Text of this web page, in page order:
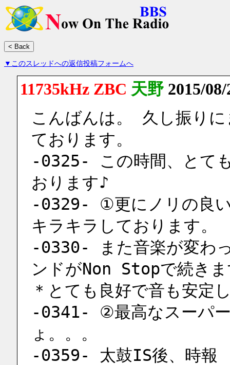
▼このスレッドへの返信投稿フォームへ
11735kHz ZBC 天野 2015/
こんばんは。 久し振り
ております。
-0325- この時間、とて
おります♪
-0329- ①更にノリの良
キラキラしております。
-0330- また音楽が変わ
ンドがNon Stopで続き
＊とても良好で音も安定
-0341- ②最高なスーパー
ょ。。。
-0359- 太鼓IS後、時報